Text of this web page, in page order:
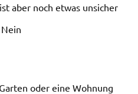
aber noch etwas unsicher
oder eine Wohnung